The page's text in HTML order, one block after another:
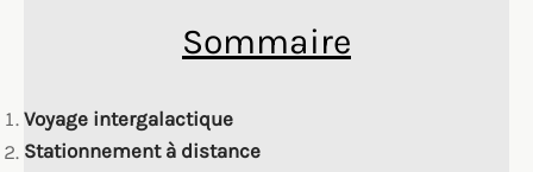
Sommaire
Voyage intergalactique
Stationnement à distance